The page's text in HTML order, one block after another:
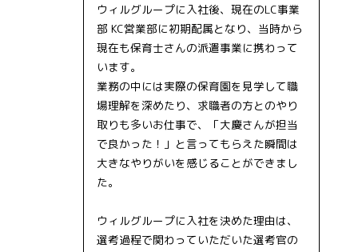
ウィルグループに入社後、現在のLC事業
部 KC営業部に初期配属となり、当時から
現在も保育士さんの派遣事業に携わって
います。
業務の中には実際の保育園を見学して職
場理解を深めたり、求職者の方とのやり
取りも多いお仕事で、「大慶さんが担当
で良かった！」と言ってもらえた瞬間は
大きなやりがいを感じることができまし
た。
ウィルグループに入社を決めた理由は、
選考過程で関わっていただいた選考官の